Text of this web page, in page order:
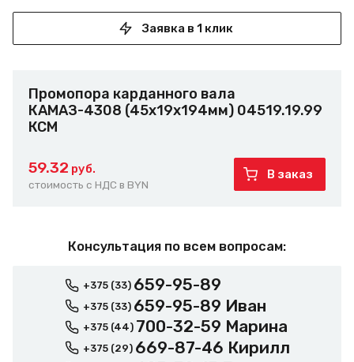
Заявка в 1 клик
Промопора карданного вала
КАМАЗ-4308 (45x19x194мм) 04519.19.99
КСМ
59.32 руб.
стоимость с НДС в BYN
В заказ
Консультация по всем вопросам:
+375 (33) 659-95-89
+375 (33) 659-95-89 Иван
+375 (44) 700-32-59 Марина
+375 (29) 669-87-46 Кирилл